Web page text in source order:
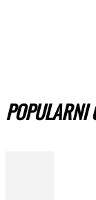
POPULARNI